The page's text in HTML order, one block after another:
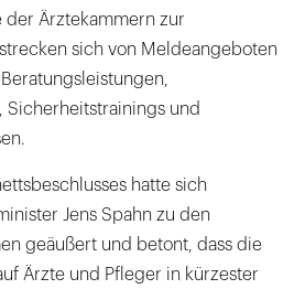
Ärztekammern zur
sich von Meldeangeboten
Sicherheitstrainings und
hatte sich
Jens Spahn zu den
geäußert und betont, dass die
Ärzte und Pfleger in kürzester